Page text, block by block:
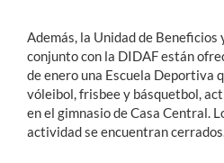
Además, la Unidad de Beneficios
conjunto con la DIDAF están
de enero una Escuela Deportiva
vóleibol, frisbee y básquetbol,
en el gimnasio de Casa Central.
actividad se encuentran cerrados.